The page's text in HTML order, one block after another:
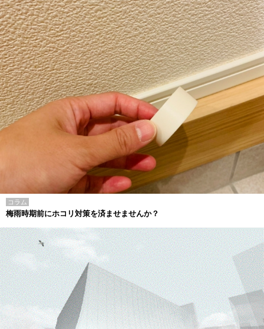
コラム
梅雨時期前にホコリ対策を済ませませんか？